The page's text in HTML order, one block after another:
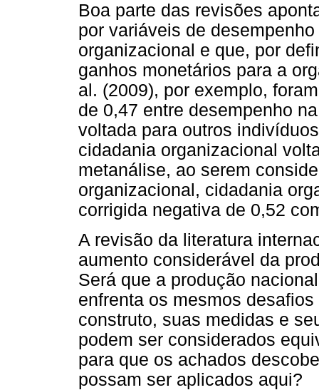
Boa parte das revisões
por variáveis de
organizacional e que, por
ganhos monetários para a
al. (2009), por exemplo,
de 0,47 entre desempenho
voltada para outros
cidadania organizacional
metanálise, ao serem
organizacional, cidadania
corrigida negativa de 0,52
A revisão da literatura
aumento considerável da
Será que a produção
enfrenta os mesmos
construto, suas medidas e
podem ser considerados
para que os achados
possam ser aplicados aqui?